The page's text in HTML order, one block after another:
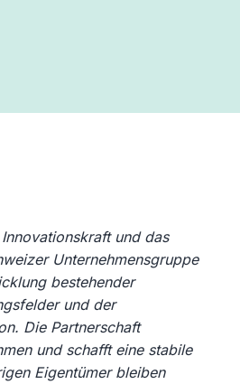
und das
Unternehmensgruppe
bestehender
und der
Die Partnerschaft
und schafft eine stabile
Eigentümer bleiben